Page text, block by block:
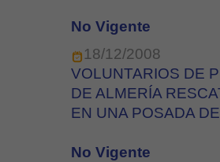
No Vigente
18/12/2008
VOLUNTARIOS DE
DE ALMERÍA
EN UNA POSADA
No Vigente